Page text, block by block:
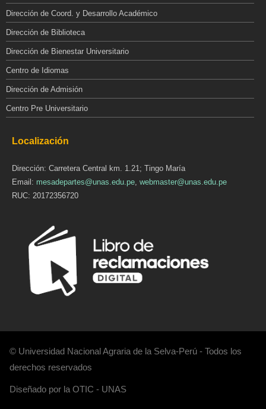
Dirección de Coord. y Desarrollo Académico
Dirección de Biblioteca
Dirección de Bienestar Universitario
Centro de Idiomas
Dirección de Admisión
Centro Pre Universitario
Localización
Dirección: Carretera Central km. 1.21; Tingo María
Email: mesadepartes@unas.edu.pe, webmaster@unas.edu.pe
RUC: 20172356720
© Universidad Nacional Agraria de la Selva-Perú - Todos los
derechos reservados
Diseñado por la OTIC - UNAS